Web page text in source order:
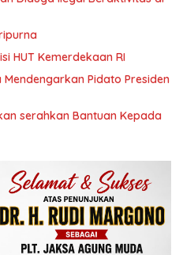
HUT Kemerdekaan RI
Pidato Presiden
serahkan Bantuan Kepada